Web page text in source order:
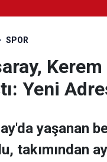
SPOR
Yeni
yaşanan
takımından